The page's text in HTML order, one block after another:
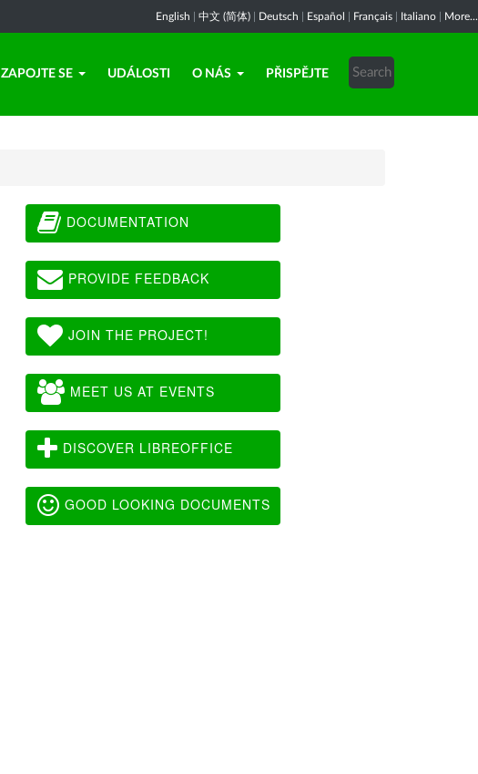
English 中文 (简体) Deutsch Español Français Italiano More...
ZAPOJTE SE UDÁLOSTI O NÁS PŘISPĚJTE
DOCUMENTATION
PROVIDE FEEDBACK
JOIN THE PROJECT!
MEET US AT EVENTS
DISCOVER LIBREOFFICE
GOOD LOOKING DOCUMENTS